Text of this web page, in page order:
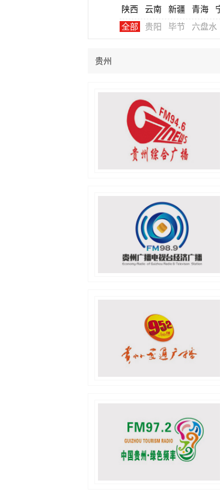
陕西
云南 新疆 青海
全部
贵阳 毕节 六盘水
贵州